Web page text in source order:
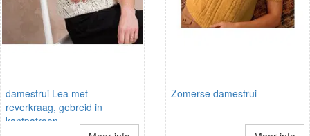
damestrui Lea met
reverkraag, gebreid in
kantpatroon
Zomerse damestrui